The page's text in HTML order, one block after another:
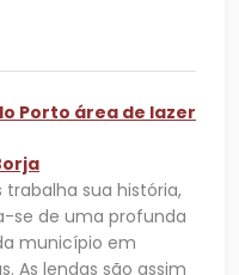
Porto área de lazer
sua história,
se de uma profunda
município em
As lendas são assim